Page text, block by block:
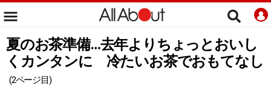
夏のお茶準備…去年よりちょっとおいし
くカンタンに 冷たいお茶でおもてなし
(2ページ目)